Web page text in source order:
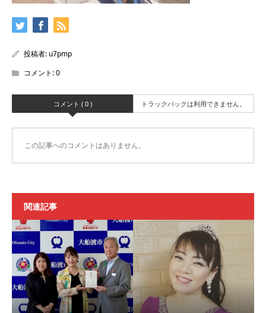
投稿者: u7pmp
コメント:0
コメント ( 0 ) トラックバックは利用できません。
この記事へのコメントはありません。
関連記事